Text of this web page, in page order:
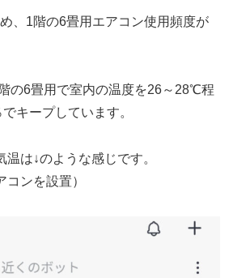
、1階の6畳用エアコン使用頻度が
の6畳用で室内の温度を26～28℃程
キープしています。
は↓のような感じです。
コンを設置）